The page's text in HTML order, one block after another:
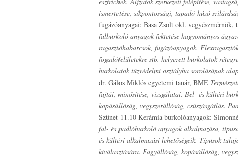
ismertetése, síkpontossági, tapadó-húzó
fugázóanyagai: Basa Zsolt okl. vegyészmérnök,
falburkoló anyagok fektetése hagyományos
ragasztóhabarcsok, fugázóanyagok.
fogadófelületekre stb. helyezett burkolatok
burkolatok tűzvédelmi osztályba sorolásának
dr. Gálos Miklós egyetemi tanár, BME
fajtái, minősítése, vizsgálatai. Bel- és kültéri
kopásállóság, vegyszerállóság, csúszásgátlás.
Szünet 11.10 Kerámia burkolóanyagok:
fal- és padlóburkoló anyagok alkalmazása,
és kültéri alkalmazási lehetőségeik. Típusok
kiválasztására. Fagyállóság, kopásállóság,